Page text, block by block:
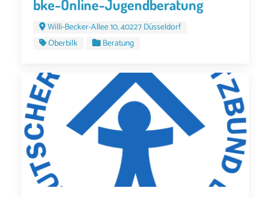
bke-Online-Jugendberatung
Willi-Becker-Allee 10, 40227 Düsseldorf
Oberbilk
Beratung